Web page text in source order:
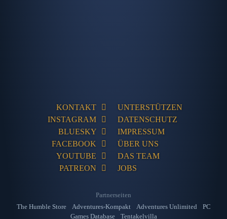
KONTAKT
INSTAGRAM
BLUESKY
FACEBOOK
YOUTUBE
PATREON
UNTERSTÜTZEN
DATENSCHUTZ
IMPRESSUM
ÜBER UNS
DAS TEAM
JOBS
Partnerseiten
The Humble Store
Adventures-Kompakt Adventures Unlimited
PC
Games Database
Tentakelvilla